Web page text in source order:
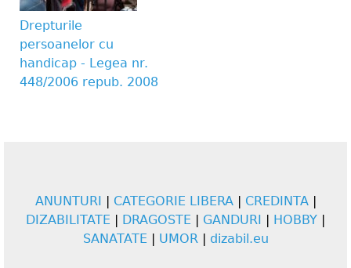
Drepturile
persoanelor cu
handicap - Legea nr.
448/2006 repub. 2008
ANUNTURI CATEGORIE LIBERA| CREDINTA|
DIZABILITATE
DRAGOSTE GANDURI HOBBY
SANATATE
UMOR| dizabil.eu